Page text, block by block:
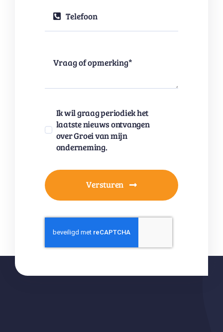
Ik wil graag periodiek het
laatste nieuws ontvangen
over Groei van mijn
onderneming.
Versturen